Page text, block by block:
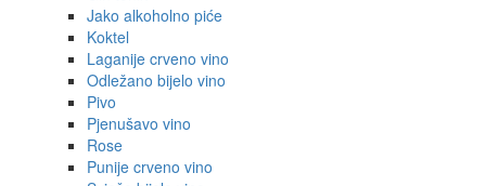
Jako alkoholno piće
Koktel
Laganije crveno vino
Odležano bijelo vino
Pivo
Pjenušavo vino
Rose
Punije crveno vino